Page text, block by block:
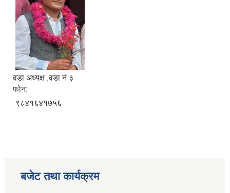
वडा अध्यक्ष ,वडा नं ३
फोन:
९८४१६४१७५६
बजेट तथा कार्यक्रम